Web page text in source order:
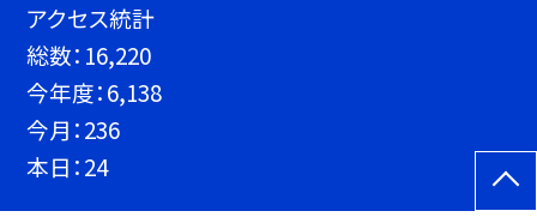
アクセス統計
総数： 16,220
今年度：6,138
今月：236
本日：24